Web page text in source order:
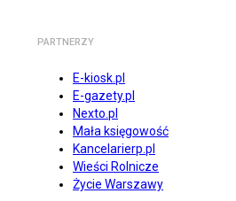
PARTNERZY
E-kiosk.pl
E-gazety.pl
Nexto.pl
Mała księgowość
Kancelarierp.pl
Wieści Rolnicze
Życie Warszawy